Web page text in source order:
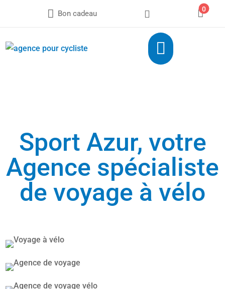
 Bon cadeau  0

Sport Azur, votre
Agence spécialiste
de voyage à vélo